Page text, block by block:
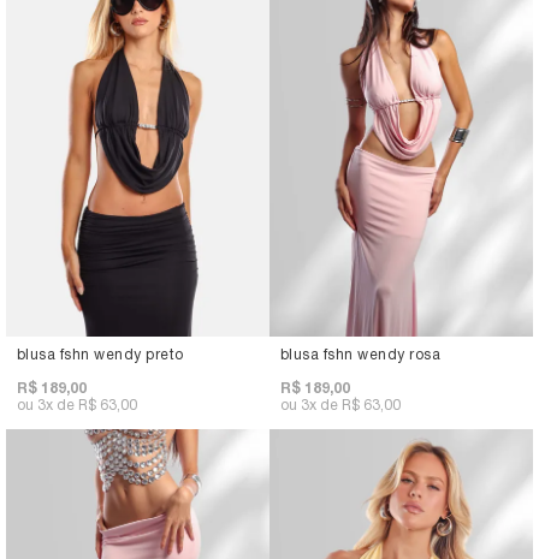
blusa fshn wendy preto
R$ 189,00
3x R$ 63,00
blusa fshn wendy rosa
R$ 189,00
3x R$ 63,00